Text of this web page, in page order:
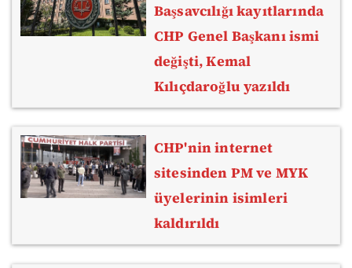
Başsavcılığı kayıtlarında
CHP Genel Başkanı ismi
değişti, Kemal
Kılıçdaroğlu yazıldı
CHP'nin internet
sitesinden PM ve MYK
üyelerinin isimleri
kaldırıldı